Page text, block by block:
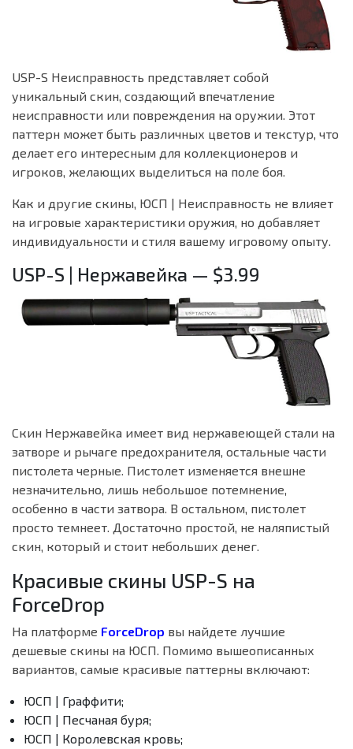
USP-S Неисправность представляет собой
уникальный скин, создающий впечатление
неисправности или повреждения на оружии. Этот
паттерн может быть различных цветов и текстур, что
делает его интересным для коллекционеров и
игроков, желающих выделиться на поле боя.
Как и другие скины, ЮСП | Неисправность не влияет
на игровые характеристики оружия, но добавляет
индивидуальности и стиля вашему игровому опыту.
USP-S | Нержавейка — $3.99
Скин Нержавейка имеет вид нержавеющей стали на
затворе и рычаге предохранителя, остальные части
пистолета черные. Пистолет изменяется внешне
незначительно, лишь небольшое потемнение,
особенно в части затвора. В остальном, пистолет
просто темнеет. Достаточно простой, не наляпистый
скин, который и стоит небольших денег.
Красивые скины USP-S на
ForceDrop
На платформе ForceDrop вы найдете лучшие
дешевые скины на ЮСП. Помимо вышеописанных
вариантов, самые красивые паттерны включают:
ЮСП | Граффити;
ЮСП | Песчаная буря;
ЮСП | Королевская кровь;